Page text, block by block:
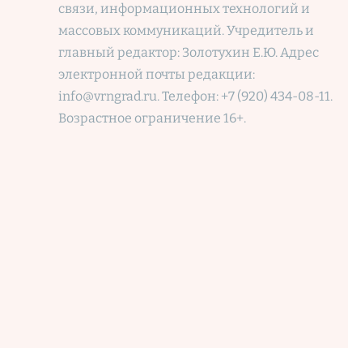
связи, информационных технологий и
массовых коммуникаций. Учредитель и
главный редактор: Золотухин Е.Ю. Адрес
электронной почты редакции:
info@vrngrad.ru. Телефон: +7 (920) 434-08-11.
Возрастное ограничение 16+.